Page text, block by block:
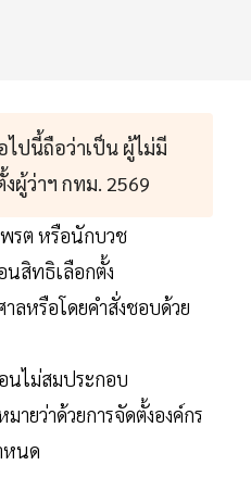
ปนี้ถือว่าเป็น ผู้ไม่มี
ผู้ว่าฯ กทม. 2569
รต หรือนักบวช
นสิทธิเลือกตั้ง
ลหรือโดยคำสั่งชอบด้วย
นไม่สมประกอบ
ยว่าด้วยการจัดตั้งองค์กร
หนด